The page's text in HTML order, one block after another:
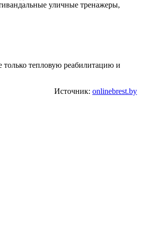
уличные тренажеры,
тепловую реабилитацию и
Источник: onlinebrest.by